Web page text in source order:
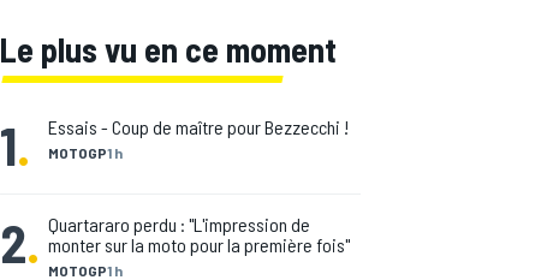
Le plus vu en ce moment
1. MOTOGP1 h
Essais - Coup de maître pour Bezzecchi !
2. MOTOGP1 h
Quartararo perdu : "L'impression de
monter sur la moto pour la première fois"